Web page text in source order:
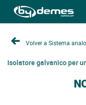
Volver a Sistema
Isolatore galvanico per